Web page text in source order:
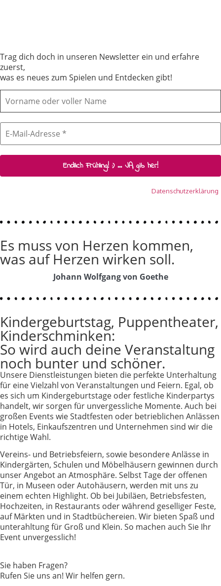
Trag dich doch in unseren Newsletter ein und erfahre
zuerst,
was es neues zum Spielen und Entdecken gibt!
Datenschutzerklärung
Es muss von Herzen kommen,
was auf Herzen wirken soll.
Johann Wolfgang von Goethe
Kindergeburtstag, Puppentheater,
Kinderschminken:
So wird auch deine Veranstaltung
noch bunter und schöner.
Unsere Dienstleistungen bieten die perfekte Unterhaltung
für eine Vielzahl von Veranstaltungen und Feiern. Egal, ob
es sich um Kindergeburtstage oder festliche Kinderpartys
handelt, wir sorgen für unvergessliche Momente. Auch bei
großen Events wie Stadtfesten oder betrieblichen Anlässen
in Hotels, Einkaufszentren und Unternehmen sind wir die
richtige Wahl.
Vereins- und Betriebsfeiern, sowie besondere Anlässe in
Kindergärten, Schulen und Möbelhäusern gewinnen durch
unser Angebot an Atmosphäre. Selbst Tage der offenen
Tür, in Museen oder Autohäusern, werden mit uns zu
einem echten Highlight. Ob bei Jubiläen, Betriebsfesten,
Hochzeiten, in Restaurants oder während geselliger Feste,
auf Märkten und in Stadtbüchereien. Wir bieten Spaß und
unterahltung für Groß und Klein. So machen auch Sie Ihr
Event unvergesslich!
Sie haben Fragen?
Rufen Sie uns an! Wir helfen gern.